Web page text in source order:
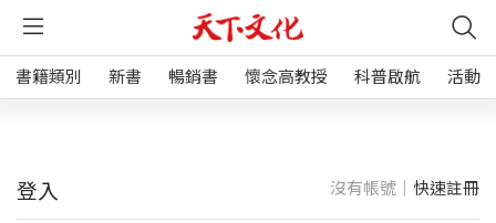
書籍類別 新書 暢銷書 懷念高教授 科普啟航 活動
登入 沒有帳號｜ 快速註冊